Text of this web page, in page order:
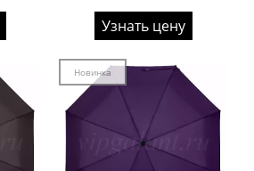
Узнать цену
Новинка